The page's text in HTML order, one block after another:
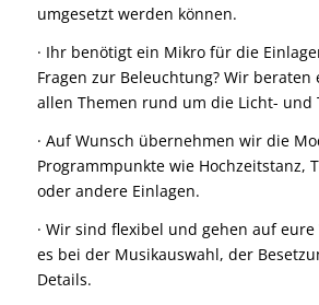
umgesetzt werden können.
· Ihr benötigt ein Mikro für die
Fragen zur Beleuchtung? Wir beraten
allen Themen rund um die Licht- und
· Auf Wunsch übernehmen wir die
Programmpunkte wie Hochzeitstanz,
oder andere Einlagen.
· Wir sind flexibel und gehen auf
es bei der Musikauswahl, der
Details.